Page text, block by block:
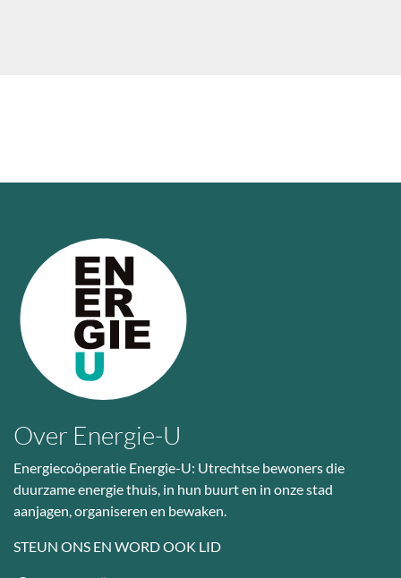
Over Energie-U
Energiecoöperatie Energie-U: Utrechtse bewoners die
duurzame energie thuis, in hun buurt en in onze stad
aanjagen, organiseren en bewaken.
STEUN ONS EN WORD OOK LID